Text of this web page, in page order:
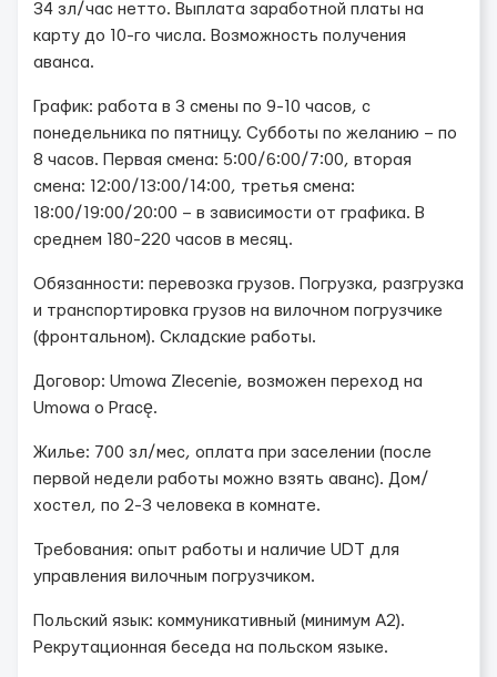
34 зл/час нетто. Выплата заработной платы на
карту до 10-го числа. Возможность получения
аванса.
График: работа в 3 смены по 9-10 часов, с
понедельника по пятницу. Субботы по желанию – по
8 часов. Первая смена: 5:00/6:00/7:00, вторая
смена: 12:00/13:00/14:00, третья смена:
18:00/19:00/20:00 – в зависимости от графика. В
среднем 180-220 часов в месяц.
Обязанности: перевозка грузов. Погрузка, разгрузка
и транспортировка грузов на вилочном погрузчике
(фронтальном). Складские работы.
Договор: Umowa Zlecenie, возможен переход на
Umowa o Pracę.
Жилье: 700 зл/мес, оплата при заселении (после
первой недели работы можно взять аванс). Дом/
хостел, по 2-3 человека в комнате.
Требования: опыт работы и наличие UDT для
управления вилочным погрузчиком.
Польский язык: коммуникативный (минимум A2).
Рекрутационная беседа на польском языке.